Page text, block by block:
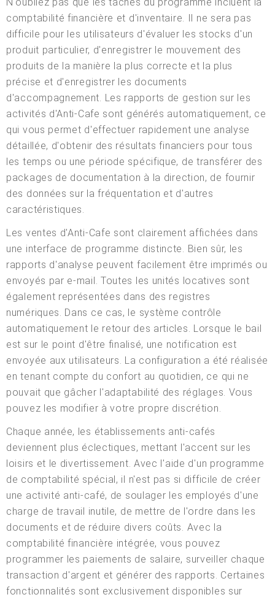
comptabilité financière et d'inventaire. Il ne sera pas
difficile pour les utilisateurs d'évaluer les stocks d'un
produit particulier, d'enregistrer le mouvement des
produits de la manière la plus correcte et la plus
précise et d'enregistrer les documents
d'accompagnement. Les rapports de gestion sur les
activités d'Anti-Cafe sont générés automatiquement, ce
qui vous permet d'effectuer rapidement une analyse
détaillée, d'obtenir des résultats financiers pour tous
les temps ou une période spécifique, de transférer des
packages de documentation à la direction, de fournir
des données sur la fréquentation et d'autres
caractéristiques.
Les ventes d'Anti-Cafe sont clairement affichées dans
une interface de programme distincte. Bien sûr, les
rapports d'analyse peuvent facilement être imprimés ou
envoyés par e-mail. Toutes les unités locatives sont
également représentées dans des registres
numériques. Dans ce cas, le système contrôle
automatiquement le retour des articles. Lorsque le bail
est sur le point d'être finalisé, une notification est
envoyée aux utilisateurs. La configuration a été réalisée
en tenant compte du confort au quotidien, ce qui ne
pouvait que gâcher l'adaptabilité des réglages. Vous
pouvez les modifier à votre propre discrétion.
Chaque année, les établissements anti-cafés
deviennent plus éclectiques, mettant l'accent sur les
loisirs et le divertissement. Avec l'aide d'un programme
de comptabilité spécial, il n'est pas si difficile de créer
une activité anti-café, de soulager les employés d'une
charge de travail inutile, de mettre de l'ordre dans les
documents et de réduire divers coûts. Avec la
comptabilité financière intégrée, vous pouvez
programmer les paiements de salaire, surveiller chaque
transaction d'argent et générer des rapports. Certaines
fonctionnalités sont exclusivement disponibles sur